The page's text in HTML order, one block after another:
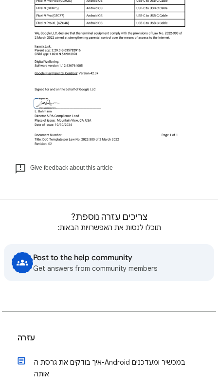
Give feedback about this article
צריכים עזרה נוספת?
תוכלו לנסות את האפשרויות הבאות:
Post to the help community
Get answers from community members
עזרה
איך בודקים את גרסת ה-Android במכשיר ומעדכנים
אותה